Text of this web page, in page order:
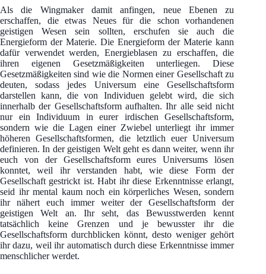
Als die Wingmaker damit anfingen, neue Ebenen zu
erschaffen, die etwas Neues für die schon vorhandenen
geistigen Wesen sein sollten, erschufen sie auch die
Energieform der Materie. Die Energieform der Materie kann
dafür verwendet werden, Energieblasen zu erschaffen, die
ihren eigenen Gesetzmäßigkeiten unterliegen. Diese
Gesetzmäßigkeiten sind wie die Normen einer Gesellschaft zu
deuten, sodass jedes Universum eine Gesellschaftsform
darstellen kann, die von Individuen gelebt wird, die sich
innerhalb der Gesellschaftsform aufhalten. Ihr alle seid nicht
nur ein Individuum in eurer irdischen Gesellschaftsform,
sondern wie die Lagen einer Zwiebel unterliegt ihr immer
höheren Gesellschaftsformen, die letztlich euer Universum
definieren. In der geistigen Welt geht es dann weiter, wenn ihr
euch von der Gesellschaftsform eures Universums lösen
konntet, weil ihr verstanden habt, wie diese Form der
Gesellschaft gestrickt ist. Habt ihr diese Erkenntnisse erlangt,
seid ihr mental kaum noch ein körperliches Wesen, sondern
ihr nähert euch immer weiter der Gesellschaftsform der
geistigen Welt an. Ihr seht, das Bewusstwerden kennt
tatsächlich keine Grenzen und je bewusster ihr die
Gesellschaftsform durchblicken könnt, desto weniger gehört
ihr dazu, weil ihr automatisch durch diese Erkenntnisse immer
menschlicher werdet.